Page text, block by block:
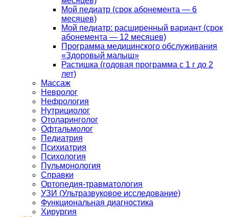
Мой педиатр (срок абонемента — 6
месяцев)
Мой педиатр: расширенный вариант (срок
абонемента — 12 месяцев)
Программа медицинского обслуживания
«Здоровый малыш»
Растишка (годовая программа с 1 г до 2
лет)
Массаж
Невролог
Нефрология
Нутрициолог
Отоларинголог
Офтальмолог
Педиатрия
Психиатрия
Психология
Пульмонология
Справки
Ортопедия-травматология
УЗИ (Ультразвуковое исследование)
Функциональная диагностика
Хирургия